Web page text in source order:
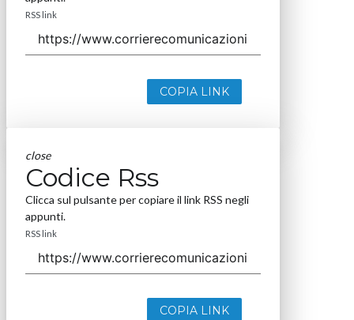
RSS link
COPIA LINK
close
Codice Rss
Clicca sul pulsante per copiare il link RSS negli
appunti.
RSS link
COPIA LINK